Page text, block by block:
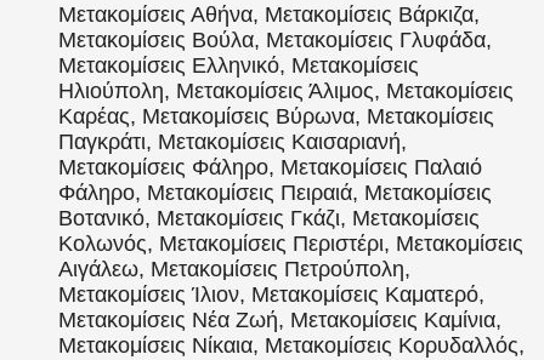
Μετακομίσεις Αθήνα, Μετακομίσεις Βάρκιζα,
Μετακομίσεις Βούλα, Μετακομίσεις Γλυφάδα,
Μετακομίσεις Ελληνικό, Μετακομίσεις
Ηλιούπολη, Μετακομίσεις Άλιμος, Μετακομίσεις
Καρέας, Μετακομίσεις Βύρωνα, Μετακομίσεις
Παγκράτι, Μετακομίσεις Καισαριανή,
Μετακομίσεις Φάληρο, Μετακομίσεις Παλαιό
Φάληρο, Μετακομίσεις Πειραιά, Μετακομίσεις
Βοτανικό, Μετακομίσεις Γκάζι, Μετακομίσεις
Κολωνός, Μετακομίσεις Περιστέρι, Μετακομίσεις
Αιγάλεω, Μετακομίσεις Πετρούπολη,
Μετακομίσεις Ίλιον, Μετακομίσεις Καματερό,
Μετακομίσεις Νέα Ζωή, Μετακομίσεις Καμίνια,
Μετακομίσεις Νίκαια, Μετακομίσεις Κορυδαλλός,